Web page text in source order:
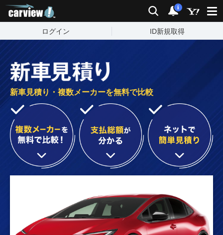
検索 通知
i
ログイン ID新規取得
新車見積り・複数メーカーを無料で比較